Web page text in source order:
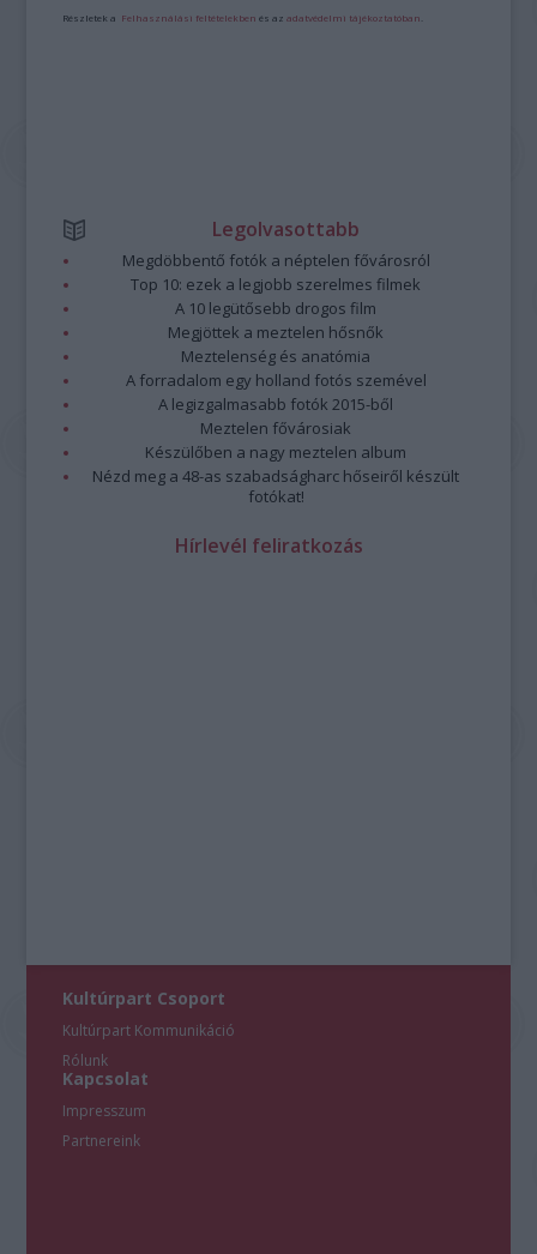
Részletek a Felhasználási feltételekben és azadatvédelmi tájékoztatóban
Legolvasottabb
Megdöbbentő fotók a néptelen fővárosról
Top 10: ezek a legjobb szerelmes filmek
A 10 legütősebb drogos film
Megjöttek a meztelen hősnők
Meztelenség és anatómia
A forradalom egy holland fotós szemével
A legizgalmasabb fotók 2015-ből
Meztelen fővárosiak
Készülőben a nagy meztelen album
Nézd meg a 48-as szabadságharc hőseiről készült
fotókat!
Hírlevél feliratkozás
Kultúrpart Csoport
Kultúrpart Kommunikáció
Rólunk
Kapcsolat
Impresszum
Partnereink